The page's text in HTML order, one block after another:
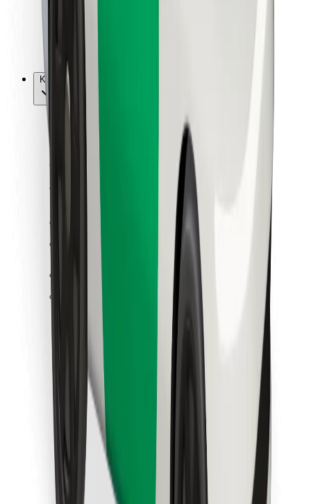
Automobilių nuomos įmonių savininkams
Restoranams
„Bolt for Business“
Kita
Paslaugų teikėjai
Sąlygos
Automobilis atvyks per kelias minutes!
Atsisiųsti programėlę „Bolt“
Raskite savo mėgstamą maistą!
Atsisiųsti programėlę „Bolt Food“